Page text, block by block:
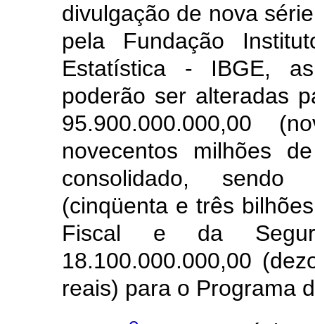
divulgação de nova
pela Fundação
Estatística - IBGE,
poderão ser alteradas
95.900.000.000,00
novecentos milhões
consolidado, sendo
(cinqüenta e três
Fiscal e da
18.100.000.000,00
reais) para o Programa